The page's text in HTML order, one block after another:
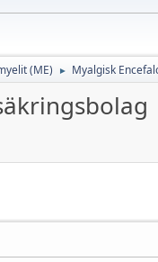
(ME) ► Myalgisk